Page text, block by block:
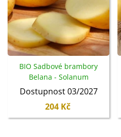
BIO Sadbové brambory
Belana - Solanum
tuberosum - brambory -
Dostupnost 03/2027
204 Kč